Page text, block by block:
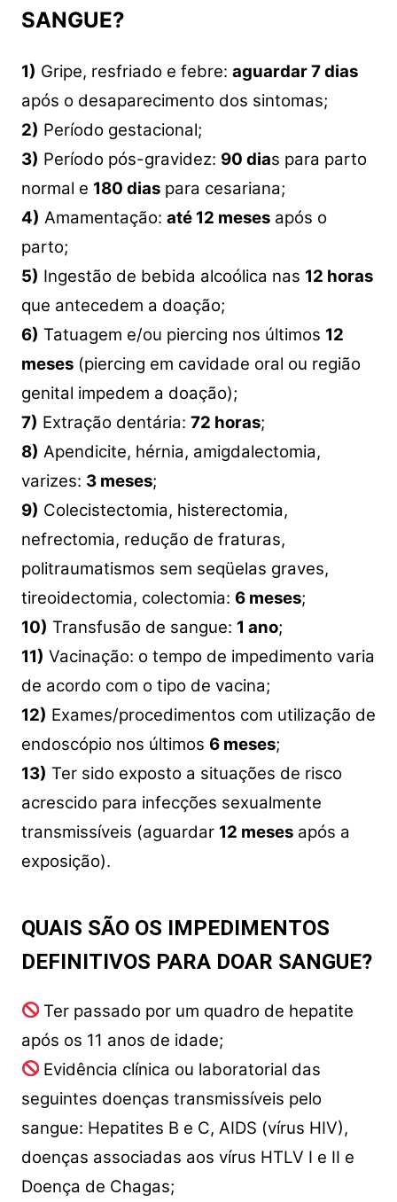
SANGUE?
1) Gripe, resfriado e febre: aguardar 7 dias
após o desaparecimento dos sintomas;
2) Período gestacional;
3) Período pós-gravidez: 90 dias para parto
normal e 180 diaspara cesariana;
4) Amamentação: até 12 mesesapós o
parto;
5) Ingestão de bebida alcoólica nas 12 horas
que antecedem a doação;
6) Tatuagem e/ou piercing nos últimos 12
meses(piercing em cavidade oral ou região
genital impedem a doação);
7) Extração dentária: 72 horas;
8) Apendicite, hérnia, amigdalectomia,
varizes: 3 meses;
9) Colecistectomia, histerectomia,
nefrectomia, redução de fraturas,
politraumatismos sem seqüelas graves,
tireoidectomia, colectomia: 6 meses;
10) Transfusão de sangue: 1 ano;
11) Vacinação: o tempo de impedimento varia
de acordo com o tipo de vacina;
12) Exames/procedimentos com utilização de
endoscópio nos últimos 6 meses;
13) Ter sido exposto a situações de risco
acrescido para infecções sexualmente
transmissíveis (aguardar 12 mesesapós a
exposição).
QUAIS SÃO OS IMPEDIMENTOS
DEFINITIVOS PARA DOAR SANGUE?
Ter passado por um quadro de hepatite
após os 11 anos de idade;
Evidência clínica ou laboratorial das
seguintes doenças transmissíveis pelo
sangue: Hepatites B e C, AIDS (vírus HIV),
doenças associadas aos vírus HTLV I e II e
Doença de Chagas;